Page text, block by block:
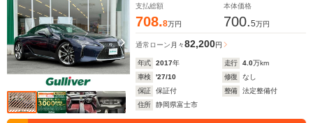
支払総額
708.8万円
本体価格
700.5万円
通常ローン 月々82,200円
年式 2017年 走行 4.0万km
車検
'27/10 修復
なし
保証
保証付 整備
法定整備付
住所
静岡県富士市